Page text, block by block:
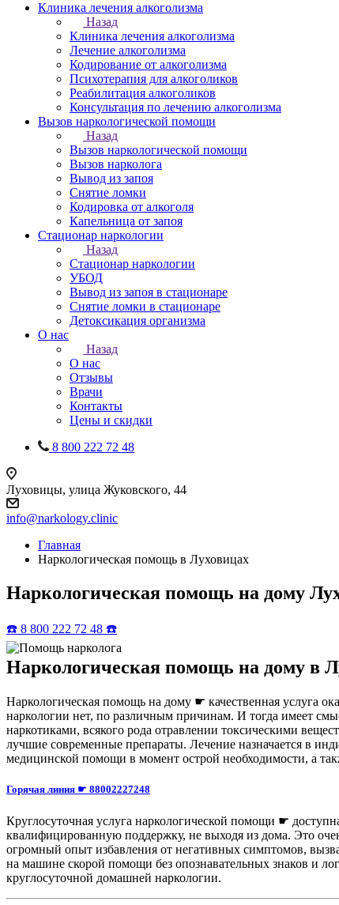
Клиника лечения алкоголизма
Назад
Клиника лечения алкоголизма
Лечение алкоголизма
Кодирование от алкоголизма
Психотерапия для алкоголиков
Реабилитация алкоголиков
Консультация по лечению алкоголизма
Вызов наркологической помощи
Назад
Вызов наркологической помощи
Вызов нарколога
Вывод из запоя
Снятие ломки
Кодировка от алкоголя
Капельница от запоя
Стационар наркологии
Назад
Стационар наркологии
УБОД
Вывод из запоя в стационаре
Снятие ломки в стационаре
Детоксикация организма
О нас
Назад
О нас
Отзывы
Врачи
Контакты
Цены и скидки
8 800 222 72 48
Луховицы, улица Жуковского, 44
info@narkology.clinic
Главная
Наркологическая помощь в Луховицах
Наркологическая помощь на дому
☎️ 8 800 222 72 48 ☎️
Наркологическая помощь на дому в
Наркологическая помощь на дому ☛ качественная услуга
наркологии нет, по различным причинам. И тогда имеет
наркотиками, всякого рода отравлении токсическими
лучшие современные препараты. Лечение назначается в
медицинской помощи в момент острой необходимости, а
Горячая линия ☛ 88002227248
Круглосуточная услуга наркологической помощи ☛
квалифицированную поддержку, не выходя из дома. Это
огромный опыт избавления от негативных симптомов,
на машине скорой помощи без опознавательных знаков и
круглосуточной домашней наркологии.